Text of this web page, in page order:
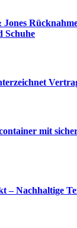
Schuhe
mit
– Nachhaltige